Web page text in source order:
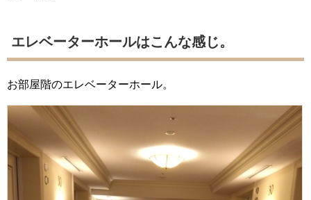
エレベーターホールはこんな感じ。
お部屋階のエレベーターホール。